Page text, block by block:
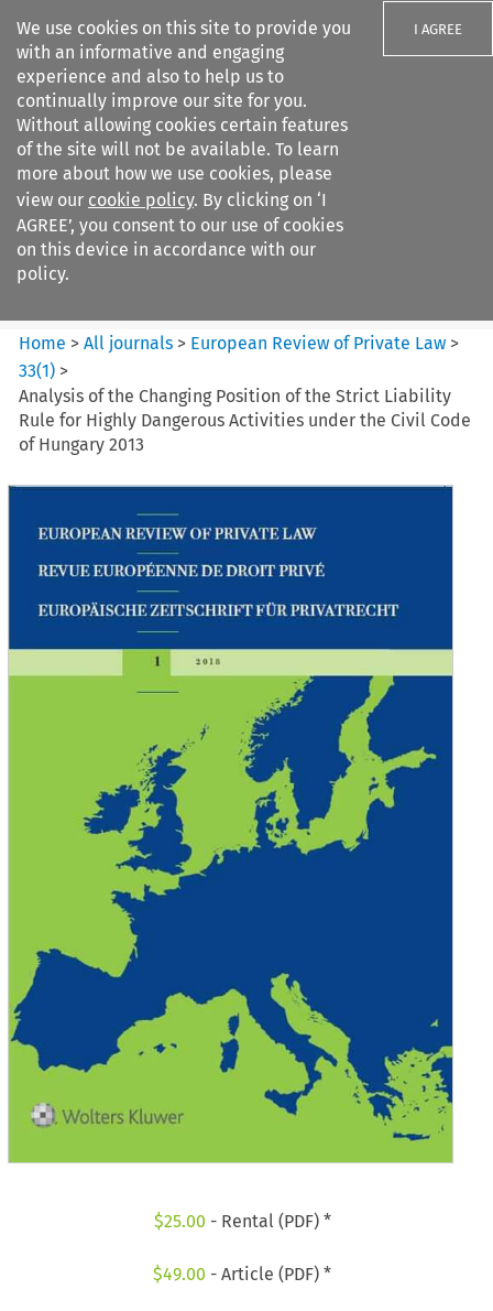
We use cookies on this site to provide you
with an informative and engaging
experience and also to help us to
continually improve our site for you.
Without allowing cookies certain features
of the site will not be available. To learn
more about how we use cookies, please
view our cookie policy. By clicking on ‘I
AGREE’, you consent to our use of cookies
on this device in accordance with our
policy.
I AGREE
Search filters
European Review of Private
Law
Home >All journals > European Review of Private Law >
33(1) >
Analysis of the Changing Position of the Strict Liability
Rule for Highly Dangerous Activities under the Civil Code
of Hungary 2013
$25.00 - Rental (PDF) *
$49.00 - Article (PDF) *